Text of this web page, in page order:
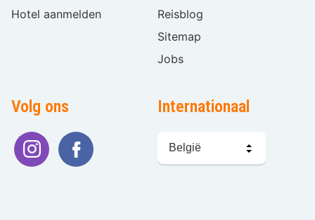
Hotel aanmelden
Reisblog
Sitemap
Jobs
Volg ons Internationaal
kiezen